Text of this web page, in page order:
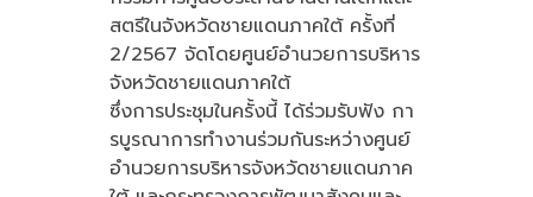
สตรีในจังหวัดชายแดนภาคใต้ ครั้งที่
2/2567 จัดโดยศูนย์อำนวยการบริหาร
จังหวัดชายแดนภาคใต้
ซึ่งการประชุมในครั้งนี้ ได้ร่วมรับฟัง กา
รบูรณาการทำงานร่วมกันระหว่างศูนย์
อำนวยการบริหารจังหวัดชายแดนภาค